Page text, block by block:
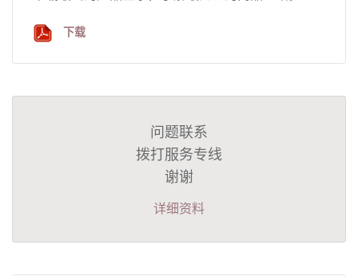
下载
问题联系
拨打服务专线
谢谢
详细资料